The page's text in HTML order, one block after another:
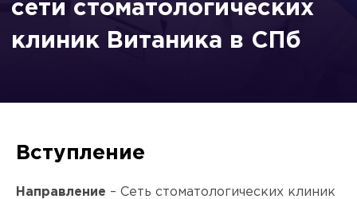
Вступление
Направление – Сеть стоматологических клиник